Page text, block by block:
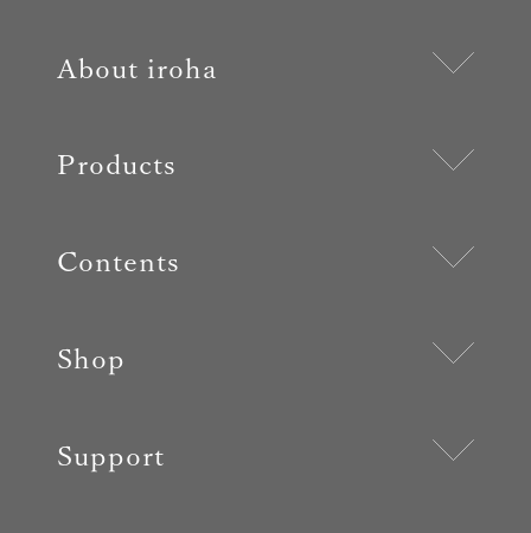
About iroha
Products
Contents
Shop
Support